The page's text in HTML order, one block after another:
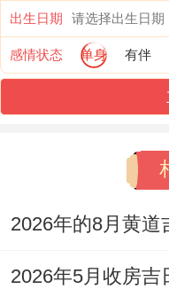
✓ 强效匹配:供奉
财金
✓ 附加吉兆:佩戴
✗ 首要规避:供品
✗ 次要规避:祭拜
出生日期
感情状态 单身 有伴